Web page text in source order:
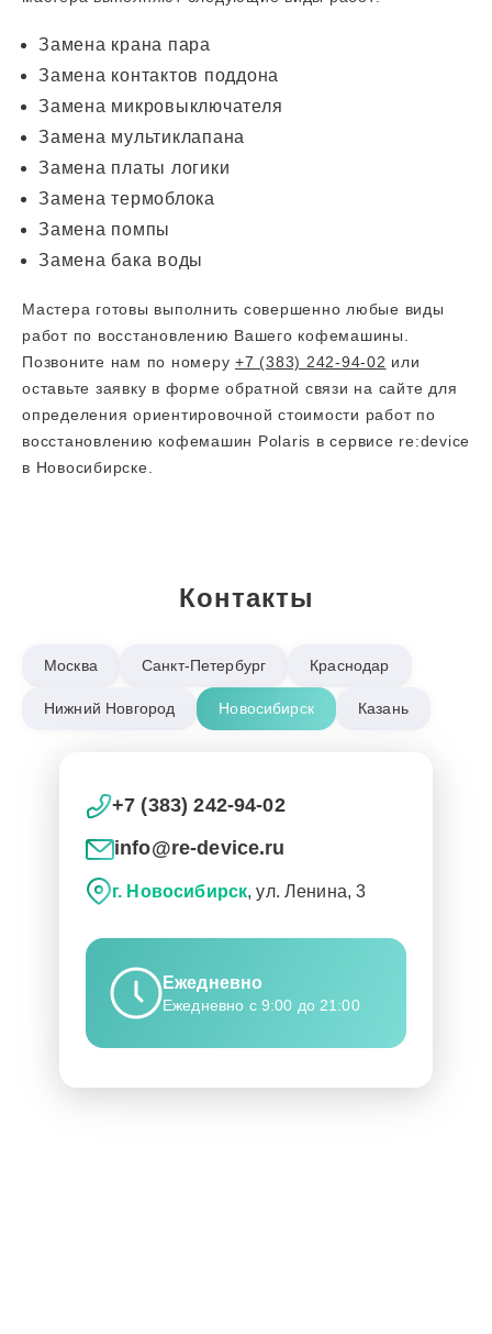
Замена крана пара
Замена контактов поддона
Замена микровыключателя
Замена мультиклапана
Замена платы логики
Замена термоблока
Замена помпы
Замена бака воды
Мастера готовы выполнить совершенно любые виды
работ по восстановлению Вашего кофемашины.
Позвоните нам по номеру +7 (383) 242-94-02 или
оставьте заявку в форме обратной связи на сайте для
определения ориентировочной стоимости работ по
восстановлению кофемашин Polaris в сервисе re:device
в Новосибирске.
Контакты
Москва Санкт-Петербург Краснодар
Нижний Новгород Новосибирск Казань
+7 (383) 242-94-02
info@re-device.ru
г. Новосибирск, ул. Ленина, 3
Ежедневно
Ежедневно с 9:00 до 21:00